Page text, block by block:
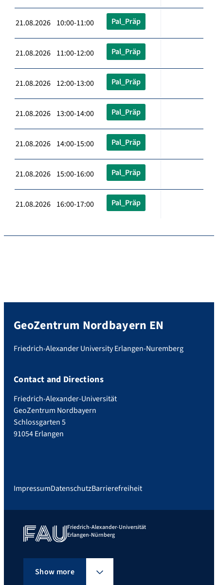
21.08.2026 10:00-11:00 Pal_Präp
21.08.2026 11:00-12:00 Pal_Präp
21.08.2026 12:00-13:00 Pal_Präp
21.08.2026 13:00-14:00 Pal_Präp
21.08.2026 14:00-15:00 Pal_Präp
21.08.2026 15:00-16:00 Pal_Präp
21.08.2026 16:00-17:00 Pal_Präp
GeoZentrum Nordbayern EN
Friedrich-Alexander University Erlangen-Nuremberg
Contact and Directions
Friedrich-Alexander-Universität
GeoZentrum Nordbayern
Schlossgarten 5
91054 Erlangen
ImpressumDatenschutzBarrierefreiheit
Friedrich-Alexander-Universität
Erlangen-Nürnberg
Show more